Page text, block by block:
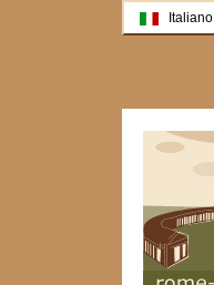
Italiano